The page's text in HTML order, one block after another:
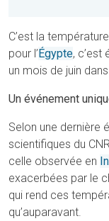
C’est la
pour l’ Égypte, c’est
un mois de juin
Un événement
Selon une dernière
scientifiques du
celle observée en
exacerbées par le
qui rend ces
qu’auparavant.